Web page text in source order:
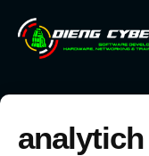
analytich